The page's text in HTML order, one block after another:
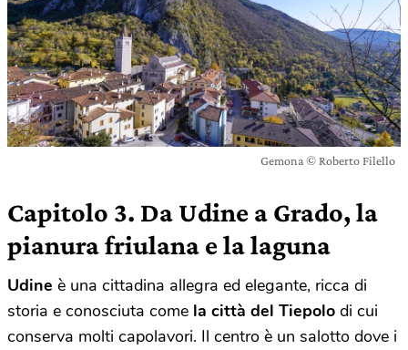
Gemona © Roberto Filello
Capitolo 3. Da Udine a Grado, la
pianura friulana e la laguna
Udine è una cittadina allegra ed elegante, ricca di
storia e conosciuta come la città del Tiepolo di cui
conserva molti capolavori. Il centro è un salotto dove i